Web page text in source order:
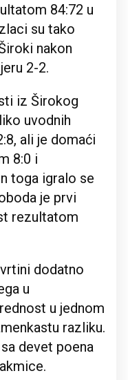
84:72 u
su tako
nakon
2-2.
iz Širokog
uvodnih
ali je domaći
8:0 i
toga igralo se
je prvi
rezultatom
dodatno
u
u jednom
razliku.
devet poena